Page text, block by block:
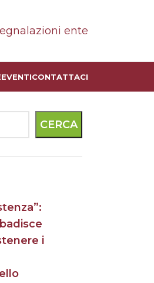
ente
EVENTICONTATTACI
CERCA
i